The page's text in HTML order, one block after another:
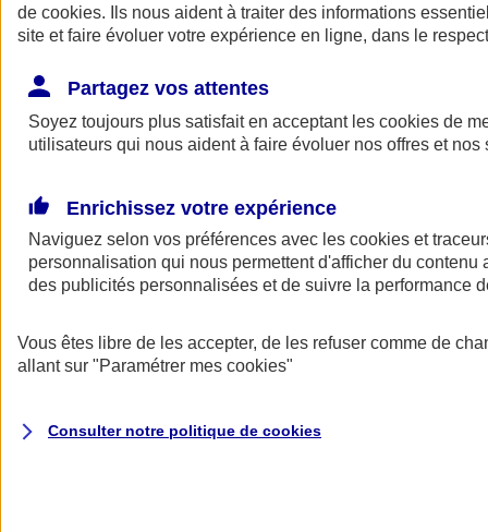
AXA Assurance
de cookies. Ils nous aident à traiter des informations
site et faire évoluer votre expérience en ligne, dans le
Partagez vos attentes
Soyez toujours plus satisfait en acceptant les cookies de
utilisateurs qui nous aident à faire évoluer nos offres et nos
Enrichissez votre expérience
Naviguez selon vos préférences avec les cookies et
personnalisation qui nous permettent d'afficher du contenu
des publicités personnalisées et de suivre la performance
Vous êtes libre de les accepter, de les refuser comme de
allant sur "Paramétrer mes cookies"
Consulter notre politique de cookies